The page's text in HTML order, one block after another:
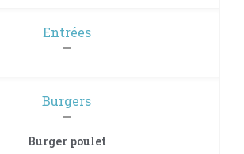
Entrées
Burgers
Burger poulet